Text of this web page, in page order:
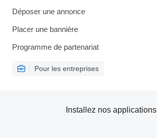
Déposer une annonce
Placer une bannière
Programme de partenariat
Pour les entreprises
Installez nos applications